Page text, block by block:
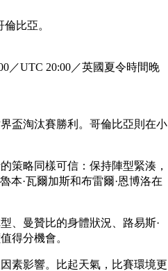
比亞。
／UTC 20:00／英國夏令時間晚
盃淘汰賽勝利。哥倫比亞則在小
策略同樣可信：保持陣型緊湊，
本·瓦爾加斯和布雷爾·恩博洛在
、曼贊比的身體狀況、路易斯·
得分機會。
素影響。比起天氣，比賽環境更